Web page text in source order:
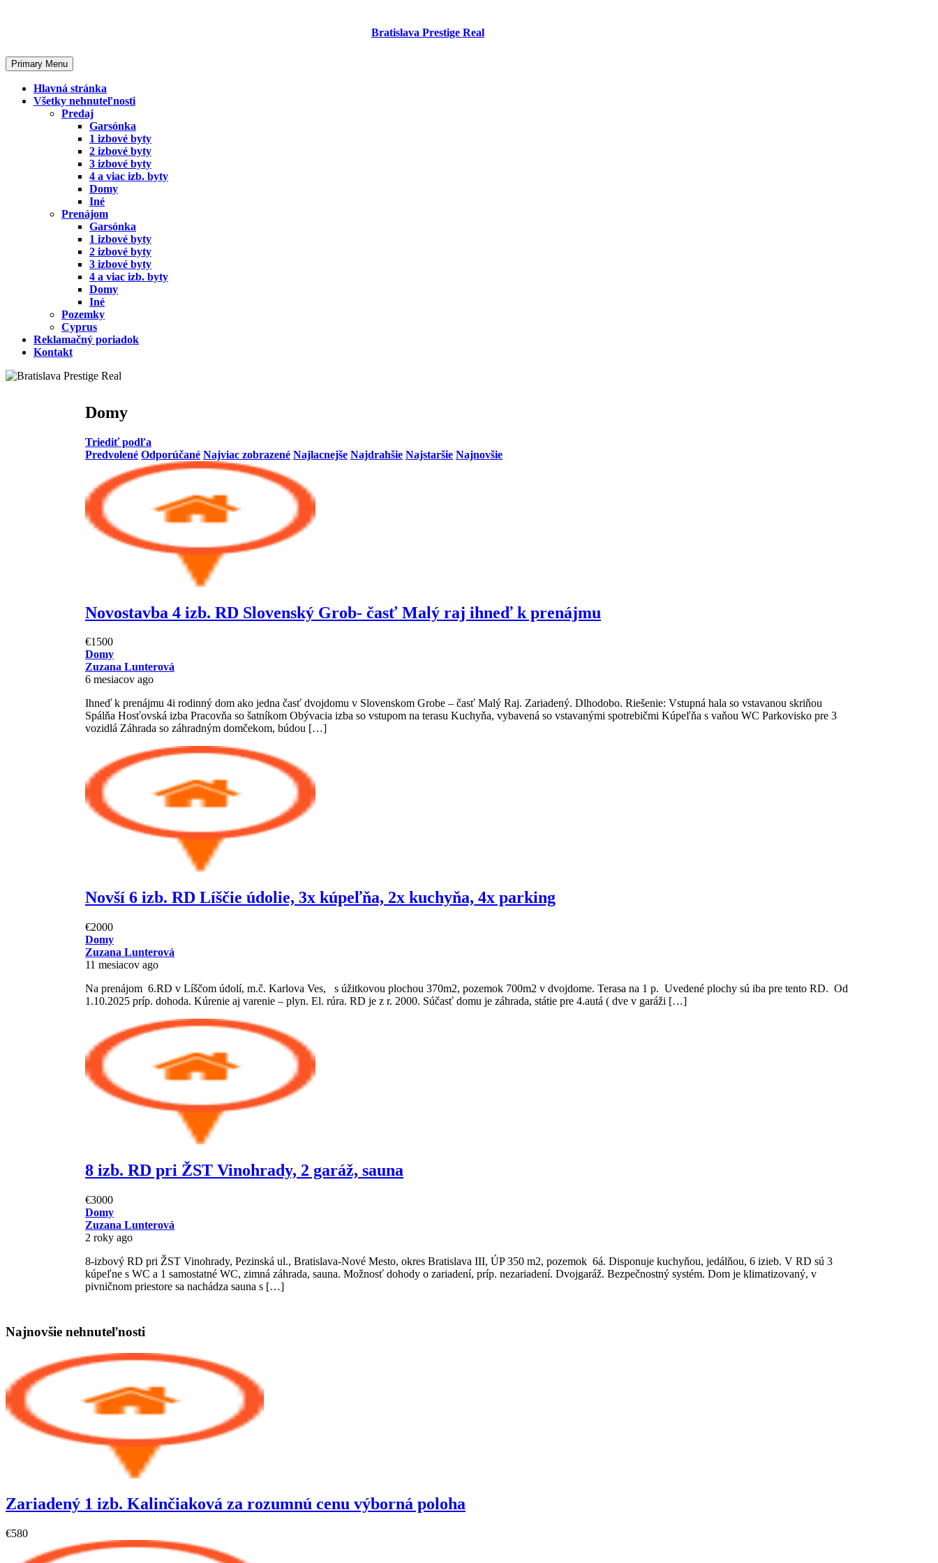
Bratislava Prestige Real
Primary Menu
Hlavná stránka
Všetky nehnuteľnosti
Predaj
Garsónka
1 izbové byty
2 izbové byty
3 izbové byty
4 a viac izb. byty
Domy
Iné
Prenájom
Garsónka
1 izbové byty
2 izbové byty
3 izbové byty
4 a viac izb. byty
Domy
Iné
Pozemky
Cyprus
Reklamačný poriadok
Kontakt
Domy
Triediť podľa
Predvolené Odporúčané Najviac zobrazené Najlacnejše Najdrahšie Najstaršie Najnovšie
Novostavba 4 izb. RD Slovenský Grob- časť Malý raj ihneď k prenájmu
€1500
Domy
Zuzana Lunterová
6 mesiacov ago
Ihneď k prenájmu 4i rodinný dom ako jedna časť dvojdomu v Slovenskom Grobe – časť Malý Raj. Zariadený. Dlhodobo. Riešenie: Vstupná hala so vstavanou skriňou
Spálňa Hosťovská izba Pracovňa so šatníkom Obývacia izba so vstupom na terasu Kuchyňa, vybavená so vstavanými spotrebičmi Kúpeľňa s vaňou WC Parkovisko pre 3
vozidlá Záhrada so záhradným domčekom, búdou […]
Novší 6 izb. RD Líščie údolie, 3x kúpeľňa, 2x kuchyňa, 4x parking
€2000
Domy
Zuzana Lunterová
11 mesiacov ago
Na prenájom 6.RD v Líščom údolí, m.č. Karlova Ves, s úžitkovou plochou 370m2, pozemok 700m2 v dvojdome. Terasa na 1 p. Uvedené plochy sú iba pre tento RD. Od
1.10.2025 príp. dohoda. Kúrenie aj varenie – plyn. El. rúra. RD je z r. 2000. Súčasť domu je záhrada, státie pre 4.autá ( dve v garáži […]
8 izb. RD pri ŽST Vinohrady, 2 garáž, sauna
€3000
Domy
Zuzana Lunterová
2 roky ago
8-izbový RD pri ŽST Vinohrady, Pezinská ul., Bratislava-Nové Mesto, okres Bratislava III, ÚP 350 m2, pozemok 6á. Disponuje kuchyňou, jedálňou, 6 izieb. V RD sú 3
kúpeľne s WC a 1 samostatné WC, zimná záhrada, sauna. Možnosť dohody o zariadení, príp. nezariadení. Dvojgaráž. Bezpečnostný systém. Dom je klimatizovaný, v
pivničnom priestore sa nachádza sauna s […]
Najnovšie nehnuteľnosti
Zariadený 1 izb. Kalinčiaková za rozumnú cenu výborná poloha
€580